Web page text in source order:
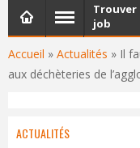
Accueil » Actualités » Il
aux déchèteries de
Trouver
job
ACTUALITÉS